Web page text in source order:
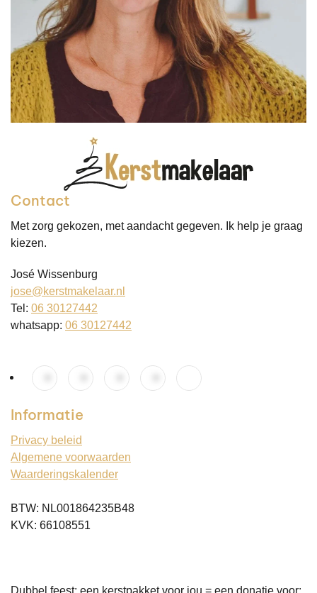
Contact
Met zorg gekozen, met aandacht gegeven. Ik help je graag
kiezen.
José Wissenburg
jose@kerstmakelaar.nl
Tel: 06 30127442
whatsapp: 06 30127442
Informatie
Privacy beleid
Algemene voorwaarden
Waarderingskalender
BTW: NL001864235B48
KVK: 66108551
Dubbel feest: een kerstpakket voor jou = een donatie voor: